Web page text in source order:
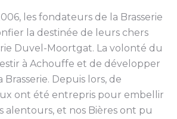
les fondateurs de la Brasserie
la destinée de leurs chers
Duvel-Moortgat. La volonté du
à Achouffe et de développer
Depuis lors, de
ont été entrepris pour embellir
alentours, et nos Bières ont pu